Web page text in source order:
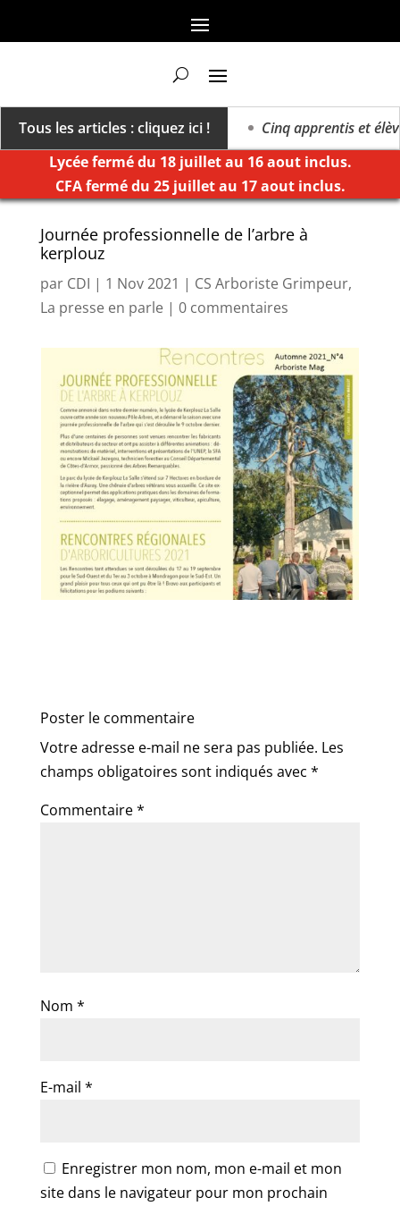
Tous les articles : cliquez ici !
vers un millésime des extrêmes »
Cinq apprentis et
Lycée fermé du 18 juillet au 16 aout inclus.
CFA fermé du 25 juillet au 17 aout inclus.
Journée professionnelle de l’arbre à
kerplouz
par CDI | 1 Nov 2021 | CS Arboriste Grimpeur,
La presse en parle| 0 commentaires
Poster le commentaire
Votre adresse e-mail ne sera pas publiée. Les
champs obligatoires sont indiqués avec *
Commentaire*
Nom *
E-mail *
Enregistrer mon nom, mon e-mail et mon
site dans le navigateur pour mon prochain